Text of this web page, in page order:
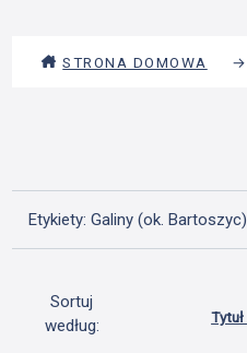
STRONA DOMOWA →
Etykiety: Galiny (ok. Bartoszyc)
Sortuj
według:
Tytuł